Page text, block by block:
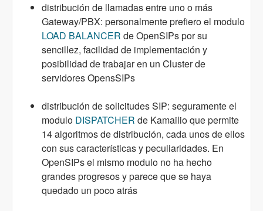
distribución de llamadas entre uno o más
Gateway/PBX: personalmente prefiero el modulo
LOAD BALANCER de OpenSIPs por su
sencillez, facilidad de implementación y
posibilidad de trabajar en un Cluster de
servidores OpensSIPs
distribución de solicitudes SIP: seguramente el
modulo DISPATCHER de Kamailio que permite
14 algoritmos de distribución, cada unos de ellos
con sus características y peculiaridades. En
OpenSIPs el mismo modulo no ha hecho
grandes progresos y parece que se haya
quedado un poco atrás